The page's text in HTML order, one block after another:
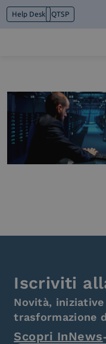
Help Desk QTSP
Cosa facciamo
Piattaforme
Industry
News e Media
Contattaci
Iscriviti
Novità,
trasformazione
Scopri InNews